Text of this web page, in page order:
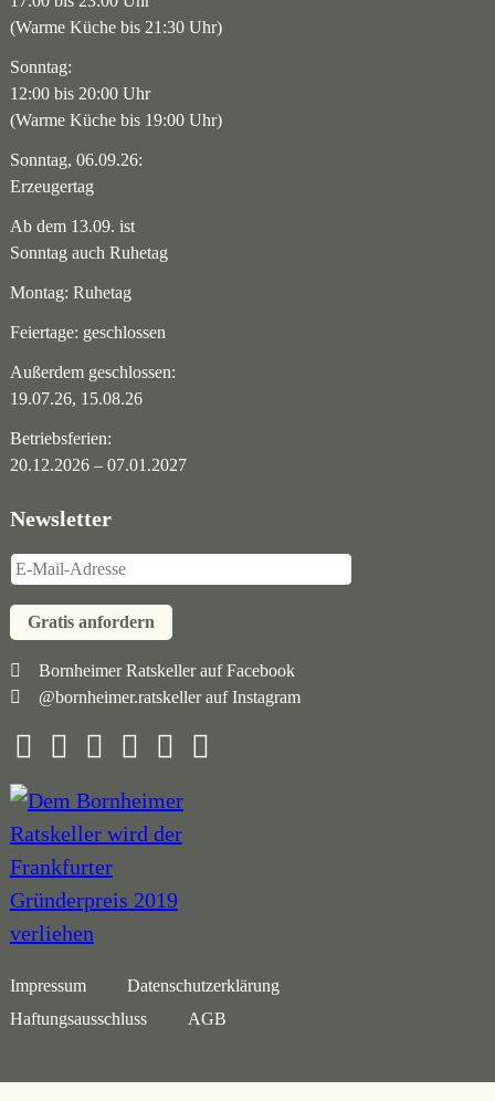
(Warme Küche bis 21:30 Uhr)
Sonntag:
12:00 bis 20:00 Uhr
(Warme Küche bis 19:00 Uhr)
Sonntag, 06.09.26:
Erzeugertag
Ab dem 13.09. ist
Sonntag auch Ruhetag
Montag: Ruhetag
Feiertage: geschlossen
Außerdem geschlossen:
19.07.26, 15.08.26
Betriebsferien:
20.12.2026 – 07.01.2027
Newsletter
Gratis anfordern
Navigation
überspringen
Bornheimer Ratskeller auf Facebook
@bornheimer.ratskeller auf Instagram
Navigation
überspringen
Impressum
Datenschutzerklärung
Haftungsausschluss
AGB